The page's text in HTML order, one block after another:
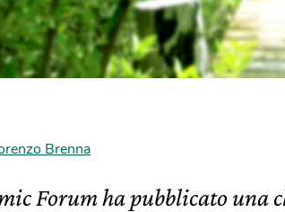
Brenna
Forum ha pubblicato una